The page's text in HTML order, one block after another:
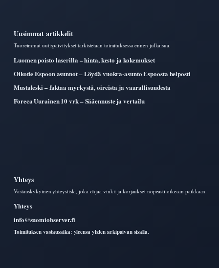
Uusimmat artikkelit
Tuoreimmat uutispaivitykset tarkistetaan toimituksessa ennen julkaisua.
Luomen poisto laserilla – hinta, kesto ja kokemukset
Oikotie Espoon asunnot – Löydä vuokra-asunto Espoosta helposti
Mustaleski – faktaa myrkystä, oireista ja vaarallisuudesta
Foreca Uurainen 10 vrk – Sääennuste ja vertailu
Yhteys
Vastauskykyinen yhteystiski, joka ohjaa vinkit ja korjaukset nopeasti oikeaan paikkaan.
Yhteys
info@suomiobserver.fi
Toimituksen vastausaika: yleensa yhden arkipaivan sisalla.